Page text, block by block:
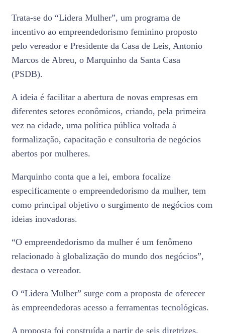
Trata-se do “Lidera Mulher”, um programa de
incentivo ao empreendedorismo feminino proposto
pelo vereador e Presidente da Casa de Leis, Antonio
Marcos de Abreu, o Marquinho da Santa Casa
(PSDB).
A ideia é facilitar a abertura de novas empresas em
diferentes setores econômicos, criando, pela primeira
vez na cidade, uma política pública voltada à
formalização, capacitação e consultoria de negócios
abertos por mulheres.
Marquinho conta que a lei, embora focalize
especificamente o empreendedorismo da mulher, tem
como principal objetivo o surgimento de negócios com
ideias inovadoras.
“O empreendedorismo da mulher é um fenômeno
relacionado à globalização do mundo dos negócios”,
destaca o vereador.
O “Lidera Mulher” surge com a proposta de oferecer
às empreendedoras acesso a ferramentas tecnológicas.
A proposta foi construída a partir de seis diretrizes.